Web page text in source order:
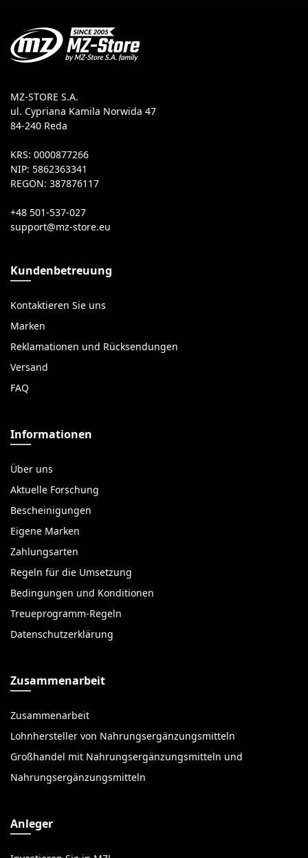
MZ-STORE S.A.
ul. Cypriana Kamila Norwida 47
84-240 Reda
KRS: 0000877266
NIP: 5862363341
REGON: 387876117
+48 501-537-027
Kundenbetreuung
Kontaktieren Sie uns
Marken
Reklamationen und Rücksendungen
Versand
FAQ
Informationen
Über uns
Aktuelle Forschung
Bescheinigungen
Eigene Marken
Zahlungsarten
Regeln für die Umsetzung
Bedingungen und Konditionen
Treueprogramm-Regeln
Datenschutzerklärung
Zusammenarbeit
Zusammenarbeit
Lohnhersteller von Nahrungsergänzungsmitteln
Großhandel mit Nahrungsergänzungsmitteln und
Nahrungsergänzungsmitteln
Anleger